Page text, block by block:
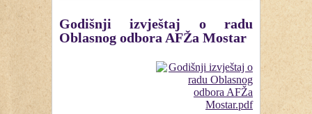
Godišnji izvještaj o radu
Oblasnog odbora AFŽa Mostar